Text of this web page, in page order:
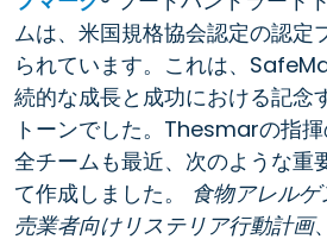
ムは、米国規格協会認定の認定
られています。これは、
続的な成長と成功における記念
トーンでした。Thesmarの指
全チームも最近、次のような重
て作成しました。 食物アレル
売業者向けリステリア行動計画